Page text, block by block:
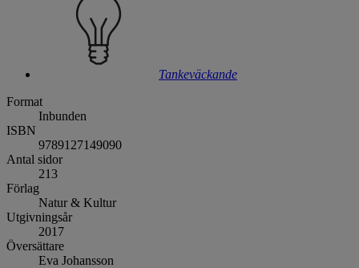
Tankeväckande
Format
Inbunden
ISBN
9789127149090
Antal sidor
213
Förlag
Natur & Kultur
Utgivningsår
2017
Översättare
Eva Johansson